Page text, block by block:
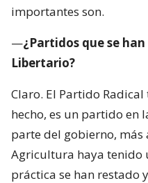
importantes son.
—¿Partidos que se
Libertario?
Claro. El Partido
hecho, es un partido en
parte del gobierno,
Agricultura haya tenido
práctica se han restado